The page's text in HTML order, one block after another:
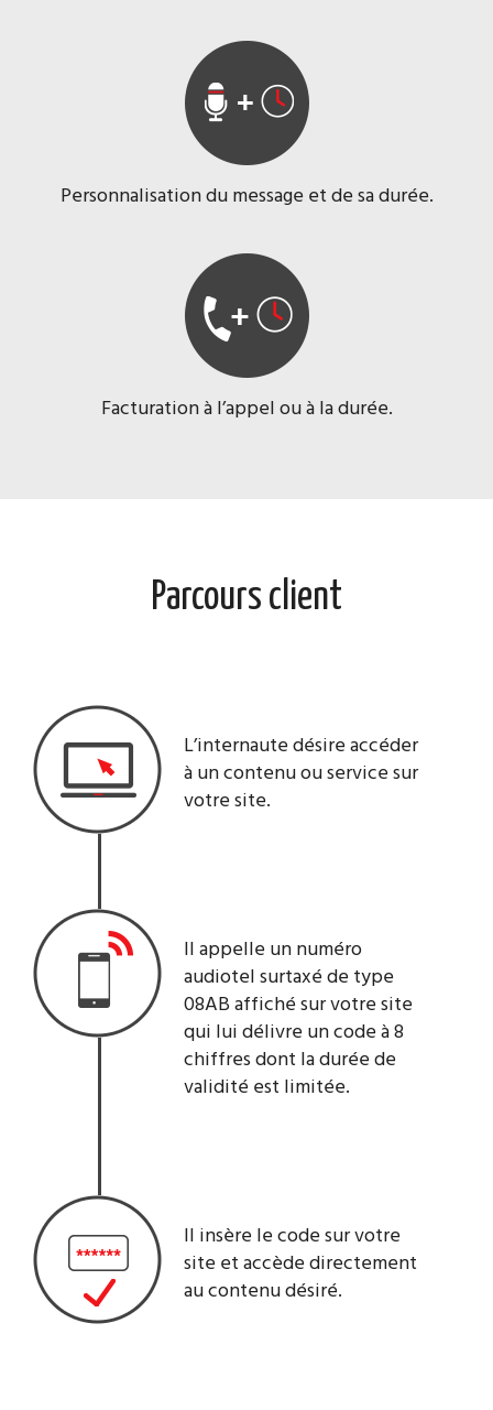
Personnalisation du message et de sa durée.
Facturation à l’appel ou à la durée.
Parcours client
L’internaute désire accéder
à un contenu ou service sur
votre site.
Il appelle un numéro
audiotel surtaxé de type
08AB affiché sur votre site
qui lui délivre un code à 8
chiffres dont la durée de
validité est limitée.
Il insère le code sur votre
site et accède directement
au contenu désiré.